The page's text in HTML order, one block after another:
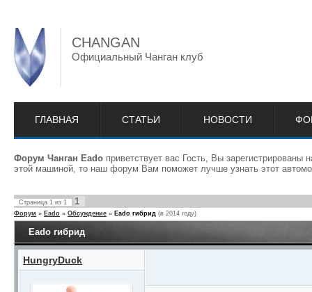
CHANGAN
Официальный Чанган клуб
ГЛАВНАЯ СТАТЬИ НОВОСТИ
Форум Чанган Eado приветствует вас Гость, Вы
этой машиной, то наш форум Вам поможет лучше узнать этот
Страница 1 из 1 1
Форум » Eado » Обсуждение » Eado гибрид (в 2014 году)
Eado гибрид
HungryDuck